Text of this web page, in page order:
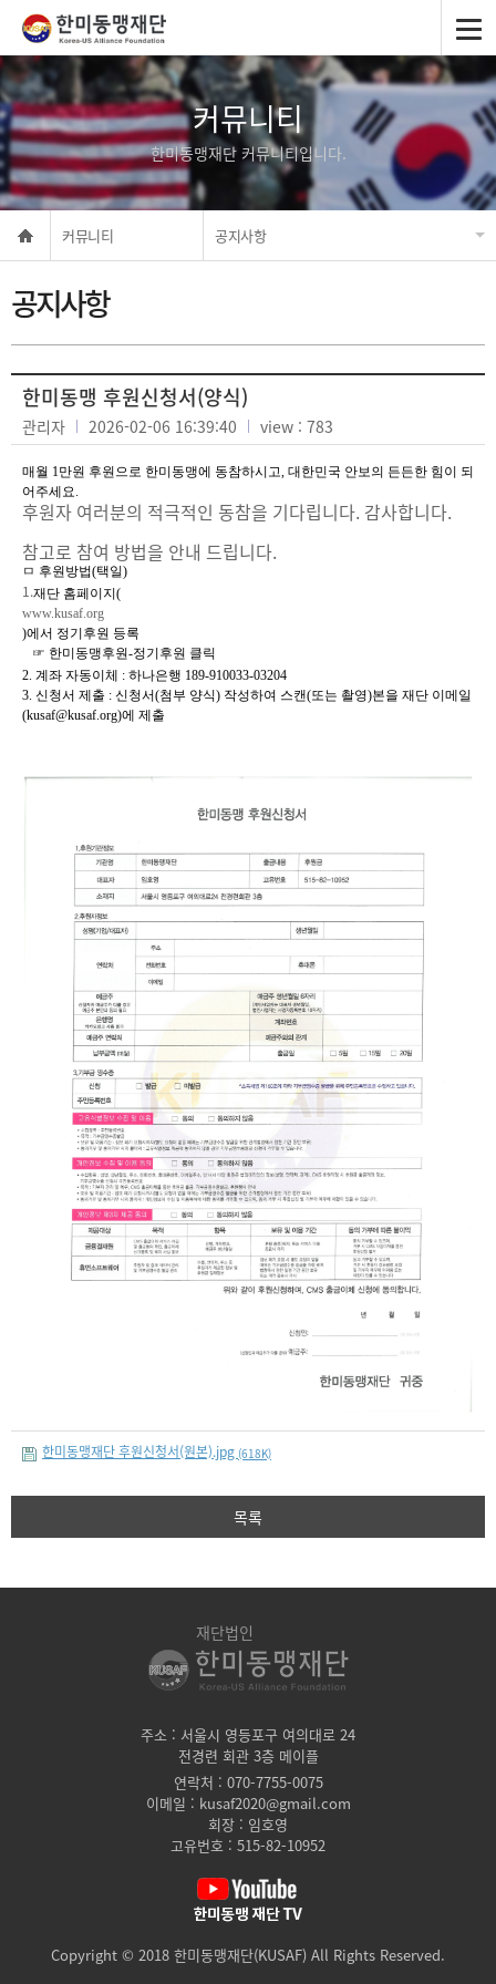
커뮤니티
한미동맹재단 커뮤니티입니다.
커뮤니티 공지사항
공지사항
한미동맹 후원신청서(양식)
관리자 2026-02-06 16:39:40 view : 783
매월 1만원 후원으로 한미동맹에 동참하시고, 대한민국 안보의 든든한 힘이 되
어주세요.
후원자 여러분의 적극적인 동참을 기다립니다. 감사합니다.
참고로 참여 방법을 안내 드립니다.
ㅁ 후원방법(택일)
1.재단 홈페이지(
www.kusaf.org
)에서 정기후원 등록
☞ 한미동맹후원-정기후원 클릭
2. 계좌 자동이체 : 하나은행 189-910033-03204
3. 신청서 제출 : 신청서(첨부 양식) 작성하여 스캔(또는 촬영)본을 재단 이메일
(kusaf@kusaf.org)에 제출
한미동맹재단 후원신청서(원본).jpg (618K)
목록
재단법인
주소 : 서울시 영등포구 여의대로 24
전경련 회관 3층 메이플
연락처 : 070-7755-0075
이메일 : kusaf2020@gmail.com
회장 : 임호영
고유번호 : 515-82-10952
Copyright © 2018 한미동맹재단(KUSAF) All Rights Reserved.